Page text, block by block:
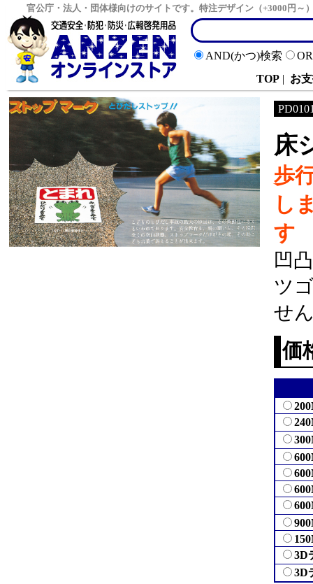
官公庁・法人・団体様向けのサイトです。特注デザイン（+3000円
AND(かつ)検索
TOP | お
床
歩
し
す
凹
ツ
せ
価
3D
3D